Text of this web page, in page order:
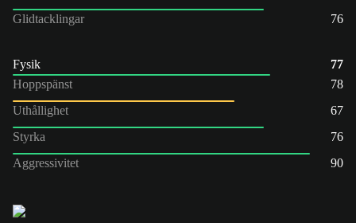
Glidtacklingar
76
Fysik
77
Hoppspänst
78
Uthållighet
67
Styrka
76
Aggressivitet
90